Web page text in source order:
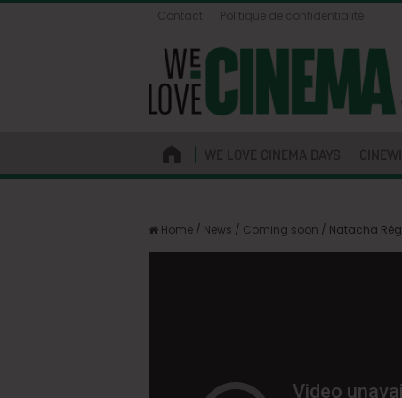
Contact Politique de confidentialité
WE LOVE CINEMA DAYS
Home / News / Coming soon / Natacha